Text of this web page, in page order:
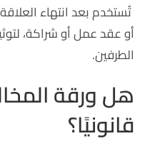
تُستخدم بعد انتهاء
أو عقد عمل أو شراكة،
الطرفين.
هل ورقة
قانونيًا؟